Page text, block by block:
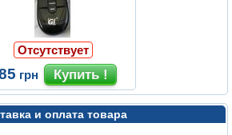
Отсутствует
грн
и оплата товара